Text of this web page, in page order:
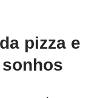
pizza e